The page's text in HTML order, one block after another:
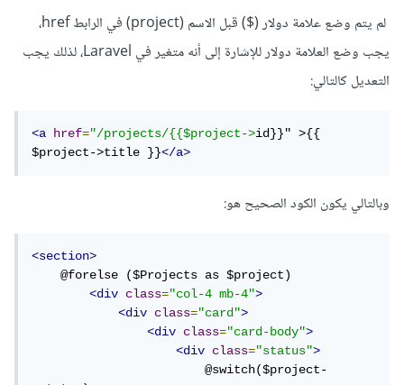
لم يتم وضع علامة دولار ($) قبل الاسم (project) في الرابط href،
يجب وضع العلامة دولار للإشارة إلى أنه متغير في Laravel، لذلك يجب
التعديل كالتالي:
<a href="/projects/{{$project->id}}" >{{
$project->title }}</a>
وبالتالي يكون الكود الصحيح هو:
<section>
    @forelse ($Projects as $project)
<div
class="col-4 mb-4">
<div
class="card">
<div
class="card-body">
<div
class="status">
                        @switch($project-